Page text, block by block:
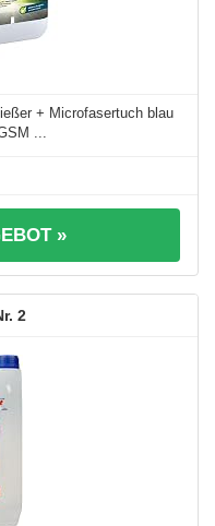
+ Microfasertuch blau
...
»
2